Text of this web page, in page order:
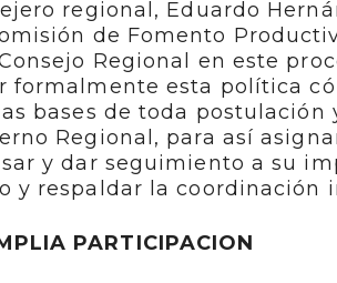
regional, Eduardo
de Fomento
Regional en este
formalmente esta política
bases de toda
Regional, para así
y dar seguimiento a su
y respaldar la coordinación
PARTICIPACION